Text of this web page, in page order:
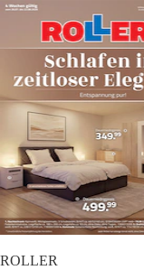
ROLLER